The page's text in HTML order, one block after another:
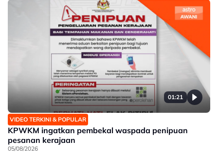
01:21
VIDEO TERKINI & POPULAR
KPWKM ingatkan pembekal waspada penipuan
pesanan kerajaan
05/08/2026